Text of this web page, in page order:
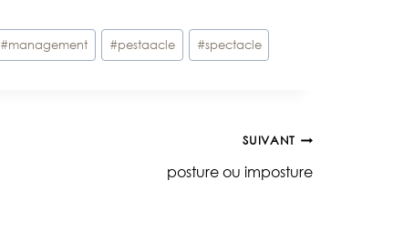
#management #pestaacle #spectacle
SUIVANT
posture ou imposture